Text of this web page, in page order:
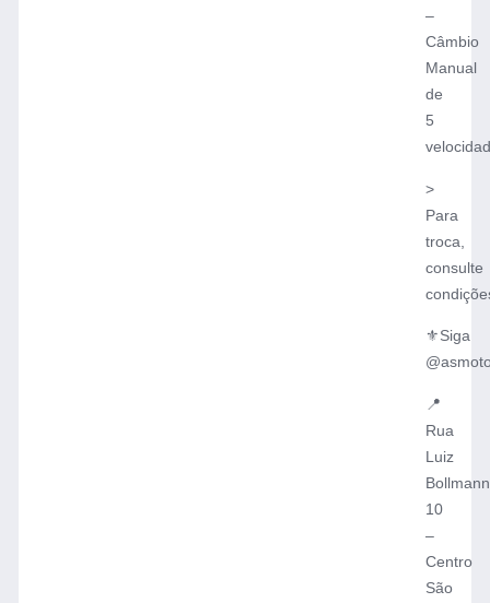
–
Câmbio
Manual
de
5
>
Para
troca,
consulte
⚜️Siga
📍
Rua
Luiz
10
–
Centro
São